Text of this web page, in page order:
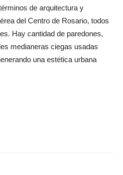
de arquitectura y
del Centro de Rosario, todos
Hay cantidad de paredones,
medianeras ciegas usadas
una estética urbana